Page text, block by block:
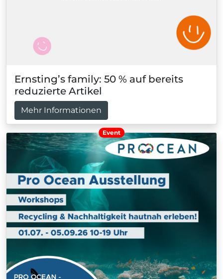
Ernsting’s family: 50 % auf bereits
reduzierte Artikel
Mehr Informationen
Event